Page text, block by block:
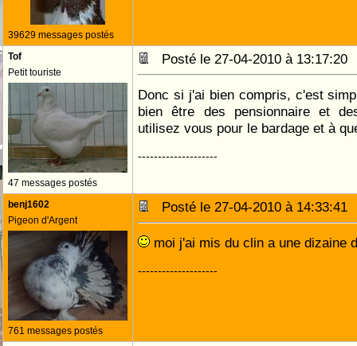
39629 messages postés
Tof
Petit touriste
47 messages postés
Posté le 27-04-2010 à
Donc si j'ai bien compris, c'est
bien être des pensionnaire et
utilisez vous pour le bardage et à
--------------------
benj1602
Pigeon d'Argent
761 messages postés
Posté le 27-04-2010 à
moi j'ai mis du clin a une dizaine
--------------------